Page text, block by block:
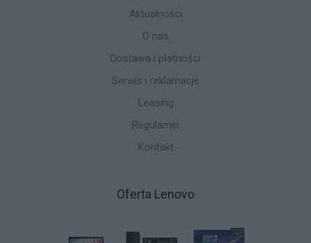
Aktualności
O nas
Dostawa i płatności
Serwis i reklamacje
Leasing
Regulamin
Kontakt
Oferta Lenovo